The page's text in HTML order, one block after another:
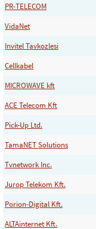
PR-TELECOM
VidaNet
Invitel Tavkozlesi
Cellkabel
MICROWAVE kft
ACE Telecom Kft
Pick-Up Ltd.
TamaNET Solutions
Tvnetwork Inc.
Jurop Telekom Kft.
Porion-Digital Kft.
ALTAinternet Kft.